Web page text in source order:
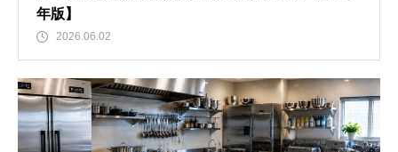
年版】
2026.06.02